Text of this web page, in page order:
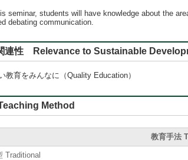
seminar, students will have knowledge about the
debating communication.
連性 Relevance to Sustainable
教育をみんなに（Quality Education）
Method
教育手法
Traditional